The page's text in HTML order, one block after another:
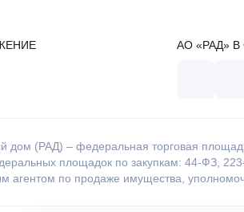
АО «РАД»
дом (РАД) – федеральная торговая
площадок по закупкам: 44-ФЗ,
агентом по продаже имущества,